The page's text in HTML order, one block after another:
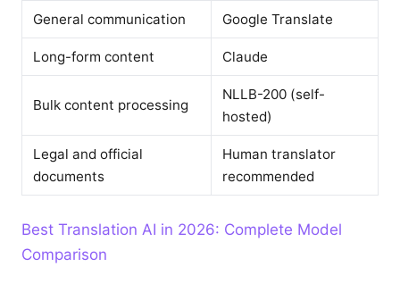
General communication Google Translate
Long-form content Claude
Bulk content processing
NLLB-200 (self-
hosted)
Legal and official
documents
Human translator
recommended
Best Translation AI in 2026: Complete Model
Comparison